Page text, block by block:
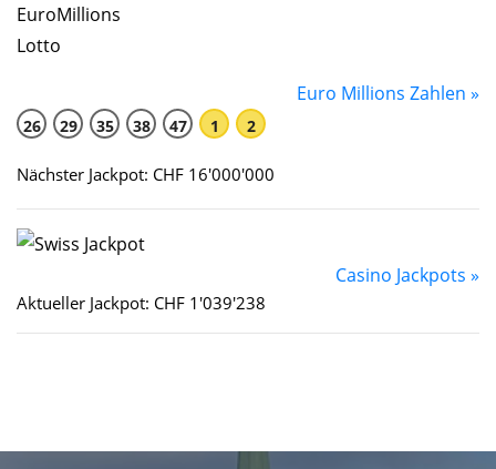
Euro Millions Zahlen »
26 29 35 38 47 1 2
Nächster Jackpot: CHF 16'000'000
Casino Jackpots »
Aktueller Jackpot: CHF 1'039'238